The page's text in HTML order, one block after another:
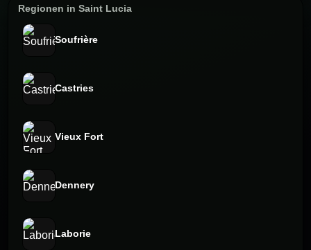
Regionen in Saint Lucia
Soufrière
Castries
Vieux Fort
Dennery
Laborie